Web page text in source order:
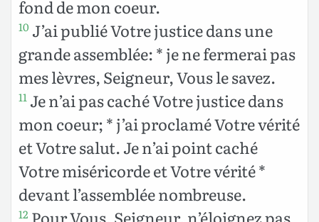
fond de mon coeur.
10 J’ai publié Votre justice dans une
grande assemblée: * je ne fermerai pas
mes lèvres, Seigneur, Vous le savez.
11 Je n’ai pas caché Votre justice dans
mon coeur; * j’ai proclamé Votre vérité
et Votre salut. Je n’ai point caché
Votre miséricorde et Votre vérité *
devant l’assemblée nombreuse.
12 Pour Vous, Seigneur, n’éloignez pas